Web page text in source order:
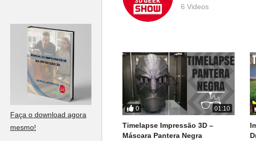
Faça o download agora
mesmo!
6 Videos
0 01:10
Timelapse Impressão 3D –
Máscara Pantera Negra